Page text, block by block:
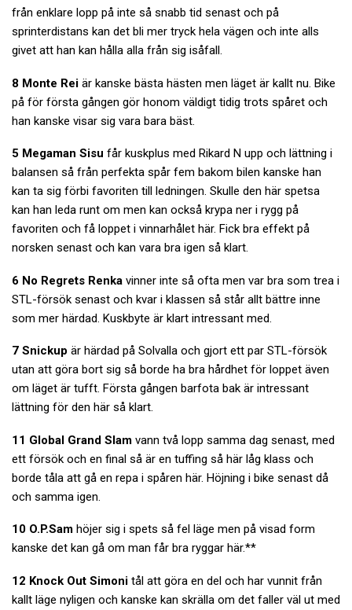
från enklare lopp på inte så snabb tid senast och på
sprinterdistans kan det bli mer tryck hela vägen och inte alls
givet att han kan hålla alla från sig isåfall.
8 Monte Rei är kanske bästa hästen men läget är kallt nu. Bike
på för första gången gör honom väldigt tidig trots spåret och
han kanske visar sig vara bara bäst.
5 Megaman Sisu får kuskplus med Rikard N upp och lättning i
balansen så från perfekta spår fem bakom bilen kanske han
kan ta sig förbi favoriten till ledningen. Skulle den här spetsa
kan han leda runt om men kan också krypa ner i rygg på
favoriten och få loppet i vinnarhålet här. Fick bra effekt på
norsken senast och kan vara bra igen så klart.
6 No Regrets Renka vinner inte så ofta men var bra som trea i
STL-försök senast och kvar i klassen så står allt bättre inne
som mer härdad. Kuskbyte är klart intressant med.
7 Snickup är härdad på Solvalla och gjort ett par STL-försök
utan att göra bort sig så borde ha bra hårdhet för loppet även
om läget är tufft. Första gången barfota bak är intressant
lättning för den här så klart.
11 Global Grand Slam vann två lopp samma dag senast, med
ett försök och en final så är en tuffing så här låg klass och
borde tåla att gå en repa i spåren här. Höjning i bike senast då
och samma igen.
10 O.P.Sam höjer sig i spets så fel läge men på visad form
kanske det kan gå om man får bra ryggar här.**
12 Knock Out Simoni tål att göra en del och har vunnit från
kallt läge nyligen och kanske kan skrälla om det faller väl ut med